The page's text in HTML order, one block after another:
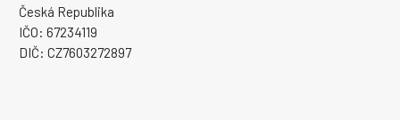
Česká Republika
IČO: 67234119
DIČ: CZ7603272897